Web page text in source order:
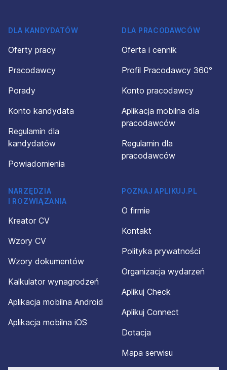
DLA KANDYDATÓW
Oferty pracy
Pracodawcy
Porady
Konto kandydata
Regulamin dla
kandydatów
Powiadomienia
DLA PRACODAWCÓW
Oferta i cennik
Profil Pracodawcy 360°
Konto pracodawcy
Aplikacja mobilna dla
pracodawców
Regulamin dla
pracodawców
NARZĘDZIA
I ROZWIĄZANIA
Kreator CV
Wzory CV
Wzory dokumentów
Kalkulator wynagrodzeń
Aplikacja mobilna Android
Aplikacja mobilna iOS
POZNAJ APLIKUJ.PL
O firmie
Kontakt
Polityka prywatności
Organizacja wydarzeń
Aplikuj Check
Aplikuj Connect
Dotacja
Mapa serwisu